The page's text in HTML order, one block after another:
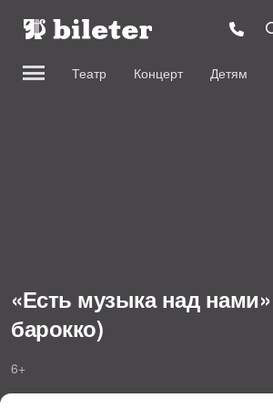
Театр Концерт Детям
«Есть музыка над
барокко)
6+